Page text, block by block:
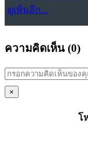
ดูเพิ่มอีก...
ความคิดเห็น (0)
×
โ